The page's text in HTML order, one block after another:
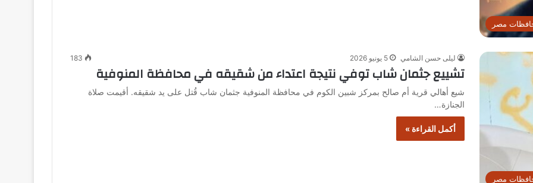
مصر
مصر
ليلى حسن الشامي 5 يونيو 2026 183
تشييع جثمان شاب توفي نتيجة اعتداء من شقيقه في محافظة المنوفية
شيع أهالي قرية أم صالح بمركز شبين الكوم في محافظة المنوفية جثمان شاب قُتل على يد شقيقه. أقيمت صلاة
الجنازة…
أكمل القراءة »